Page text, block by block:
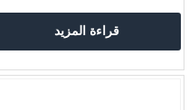
قراءة المزيد